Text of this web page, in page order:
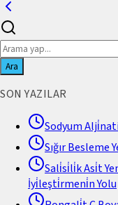
Ara
SON YAZILAR
Sodyum
Sığır Besleme
Sali̇si̇li̇k Asi̇t
İyi̇leşti̇rmeni̇n Yolu